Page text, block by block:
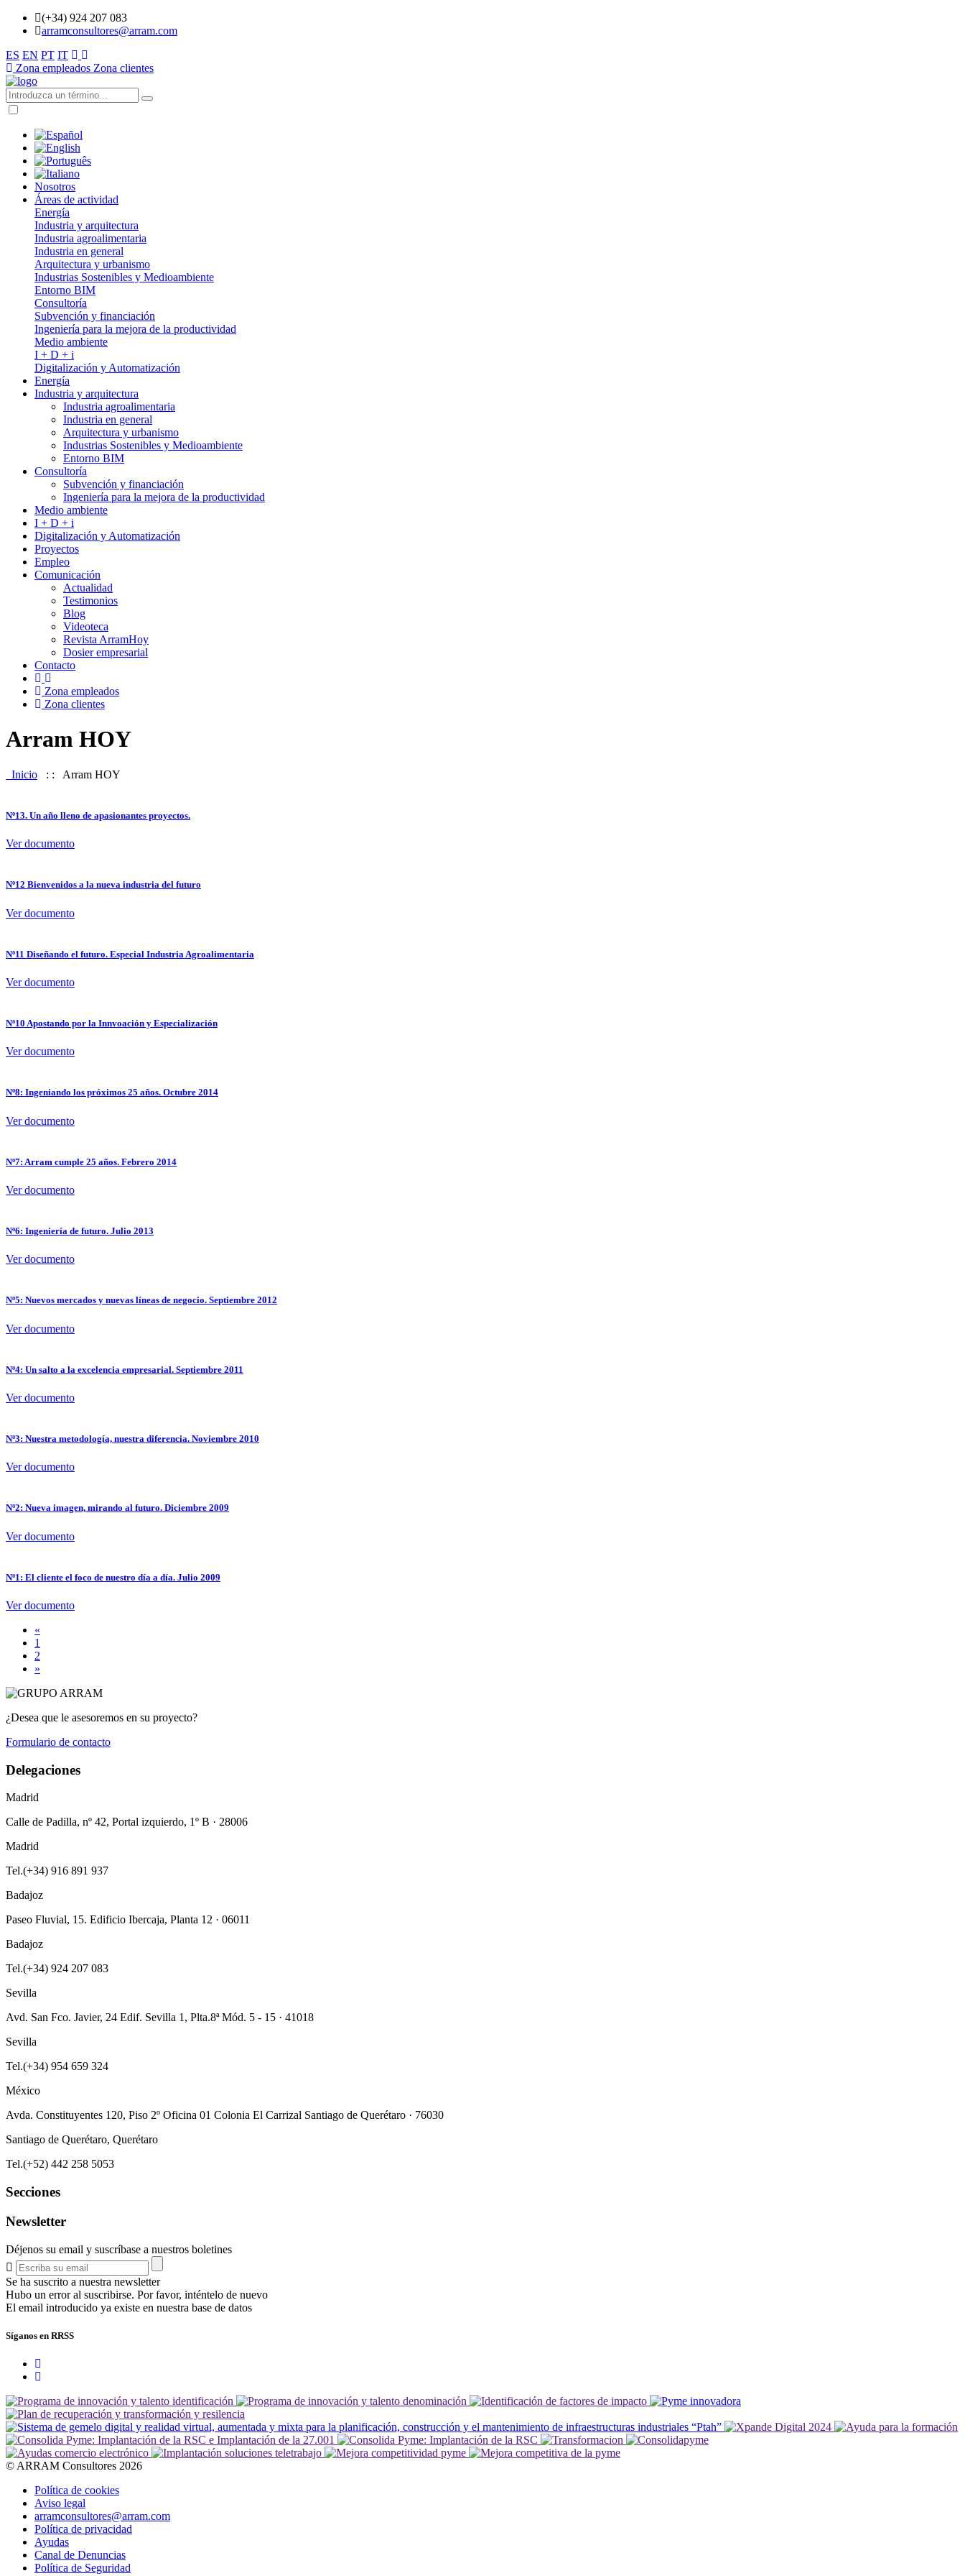
(+34) 924 207 083
arramconsultores@arram.com
ES EN PT IT
Zona empleados Zona clientes
Nosotros
Áreas de actividad
Energía
Industria y arquitectura
Industria agroalimentaria
Industria en general
Arquitectura y urbanismo
Industrias Sostenibles y Medioambiente
Entorno BIM
Consultoría
Subvención y financiación
Ingeniería para la mejora de la productividad
Medio ambiente
I + D + i
Digitalización y Automatización
Energía
Industria y arquitectura
Industria agroalimentaria
Industria en general
Arquitectura y urbanismo
Industrias Sostenibles y Medioambiente
Entorno BIM
Consultoría
Subvención y financiación
Ingeniería para la mejora de la productividad
Medio ambiente
I + D + i
Digitalización y Automatización
Proyectos
Empleo
Comunicación
Actualidad
Testimonios
Blog
Videoteca
Revista ArramHoy
Dosier empresarial
Contacto
Zona empleados
Zona clientes
Arram HOY
Inicio : : Arram HOY
Nº13. Un año lleno de apasionantes proyectos.
Ver documento
Nº12 Bienvenidos a la nueva industria del futuro
Ver documento
Nº11 Diseñando el futuro. Especial Industria Agroalimentaria
Ver documento
Nº10 Apostando por la Innvoación y Especialización
Ver documento
Nº8: Ingeniando los próximos 25 años. Octubre 2014
Ver documento
Nº7: Arram cumple 25 años. Febrero 2014
Ver documento
Nº6: Ingeniería de futuro. Julio 2013
Ver documento
Nº5: Nuevos mercados y nuevas líneas de negocio. Septiembre 2012
Ver documento
Nº4: Un salto a la excelencia empresarial. Septiembre 2011
Ver documento
Nº3: Nuestra metodología, nuestra diferencia. Noviembre 2010
Ver documento
Nº2: Nueva imagen, mirando al futuro. Diciembre 2009
Ver documento
Nº1: El cliente el foco de nuestro día a día. Julio 2009
Ver documento
«
1
2
»
¿Desea que le asesoremos en su proyecto?
Formulario de contacto
Delegaciones
Madrid
Calle de Padilla, nº 42, Portal izquierdo, 1º B · 28006
Madrid
Tel.(+34) 916 891 937
Badajoz
Paseo Fluvial, 15. Edificio Ibercaja, Planta 12 · 06011
Badajoz
Tel.(+34) 924 207 083
Sevilla
Avd. San Fco. Javier, 24 Edif. Sevilla 1, Plta.8ª Mód. 5 - 15 · 41018
Sevilla
Tel.(+34) 954 659 324
México
Avda. Constituyentes 120, Piso 2º Oficina 01 Colonia El Carrizal Santiago de Querétaro · 76030
Santiago de Querétaro, Querétaro
Tel.(+52) 442 258 5053
Secciones
Newsletter
Déjenos su email y suscríbase a nuestros boletines
Se ha suscrito a nuestra newsletter
Hubo un error al suscribirse. Por favor, inténtelo de nuevo
El email introducido ya existe en nuestra base de datos
Síganos en RRSS
© ARRAM Consultores 2026
Política de cookies
Aviso legal
arramconsultores@arram.com
Política de privacidad
Ayudas
Canal de Denuncias
Política de Seguridad